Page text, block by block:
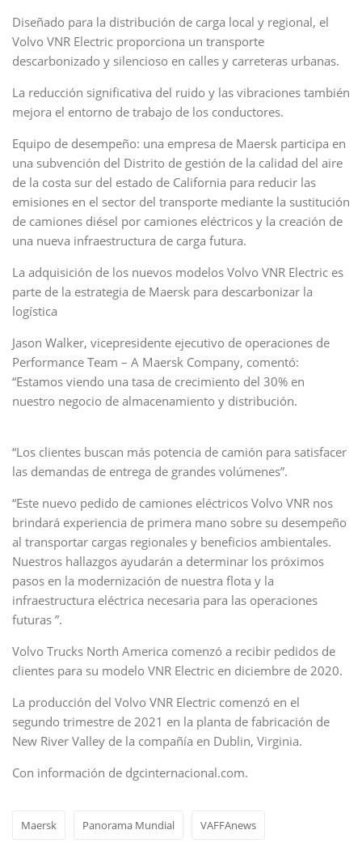
Diseñado para la distribución de carga local y regional, el
Volvo VNR Electric proporciona un transporte
descarbonizado y silencioso en calles y carreteras urbanas.
La reducción significativa del ruido y las vibraciones también
mejora el entorno de trabajo de los conductores.
Equipo de desempeño: una empresa de Maersk participa en
una subvención del Distrito de gestión de la calidad del aire
de la costa sur del estado de California para reducir las
emisiones en el sector del transporte mediante la sustitución
de camiones diésel por camiones eléctricos y la creación de
una nueva infraestructura de carga futura.
La adquisición de los nuevos modelos Volvo VNR Electric es
parte de la estrategia de Maersk para descarbonizar la
logística
Jason Walker, vicepresidente ejecutivo de operaciones de
Performance Team – A Maersk Company, comentó:
“Estamos viendo una tasa de crecimiento del 30% en
nuestro negocio de almacenamiento y distribución.
“Los clientes buscan más potencia de camión para satisfacer
las demandas de entrega de grandes volúmenes”.
“Este nuevo pedido de camiones eléctricos Volvo VNR nos
brindará experiencia de primera mano sobre su desempeño
al transportar cargas regionales y beneficios ambientales.
Nuestros hallazgos ayudarán a determinar los próximos
pasos en la modernización de nuestra flota y la
infraestructura eléctrica necesaria para las operaciones
futuras ”.
Volvo Trucks North America comenzó a recibir pedidos de
clientes para su modelo VNR Electric en diciembre de 2020.
La producción del Volvo VNR Electric comenzó en el
segundo trimestre de 2021 en la planta de fabricación de
New River Valley de la compañía en Dublin, Virginia.
Con información de dgcinternacional.com.
Maersk Panorama Mundial VAFFAnews